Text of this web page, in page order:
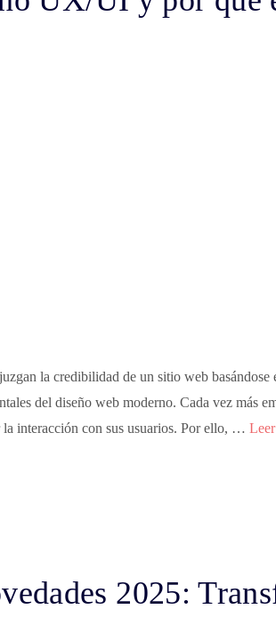
la credibilidad de un sitio web
del diseño web moderno. Cada vez más
interacción con sus usuarios. Por ello, …
2025: